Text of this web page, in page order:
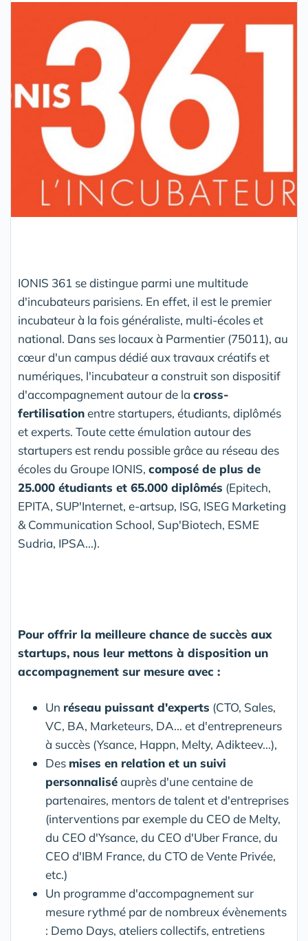
IONIS 361 se distingue parmi une multitude
d'incubateurs parisiens. En effet, il est le premier
incubateur à la fois généraliste, multi-écoles et
national. Dans ses locaux à Parmentier (75011), au
cœur d'un campus dédié aux travaux créatifs et
numériques, l'incubateur a construit son dispositif
d'accompagnement autour de la cross-
fertilisationentre startupers, étudiants, diplômés
et experts. Toute cette émulation autour des
startupers est rendu possible grâce au réseau des
écoles du Groupe IONIS, composé de plus de
25.000 étudiants et 65.000 diplômés (Epitech,
EPITA, SUP'Internet, e-artsup, ISG, ISEG Marketing
& Communication School, Sup'Biotech, ESME
Sudria, IPSA...).
Pour offrir la meilleure chance de succès aux
startups, nous leur mettons à disposition un
accompagnement sur mesure avec :
Un réseau puissant d'experts (CTO, Sales,
VC, BA, Marketeurs, DA... et d'entrepreneurs
à succès (Ysance, Happn, Melty, Adikteev...),
Des mises en relation et un suivi
personnaliséauprès d'une centaine de
partenaires, mentors de talent et d'entreprises
(interventions par exemple du CEO de Melty,
du CEO d'Ysance, du CEO d'Uber France, du
CEO d'IBM France, du CTO de Vente Privée,
etc.)
Un programme d'accompagnement sur
mesure rythmé par de nombreux évènements
: Demo Days, ateliers collectifs, entretiens